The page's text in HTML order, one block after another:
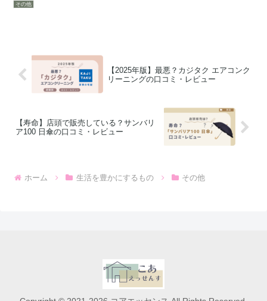
その他
【2025年版】最悪？カジタク エアコンク
リーニングの口コミ・レビュー
【寿命】店頭で販売している？サンバリ
ア100 日傘の口コミ・レビュー
ホーム 生活を豊かにするもの その他